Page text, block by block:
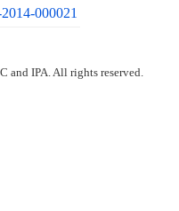
000021
and IPA. All rights reserved.